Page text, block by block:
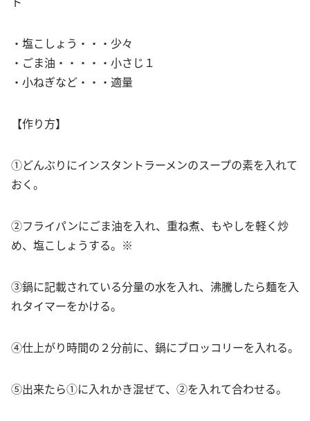
・塩こしょう・・・少々
・ごま油・・・・・小さじ１
・小ねぎなど・・・適量
【作り方】
①どんぶりにインスタントラーメンのスープの素を入れて
おく。
②フライパンにごま油を入れ、重ね煮、もやしを軽く炒
め、塩こしょうする。※
③鍋に記載されている分量の水を入れ、沸騰したら麺を入
れタイマーをかける。
④仕上がり時間の２分前に、鍋にブロッコリーを入れる。
⑤出来たら①に入れかき混ぜて、②を入れて合わせる。